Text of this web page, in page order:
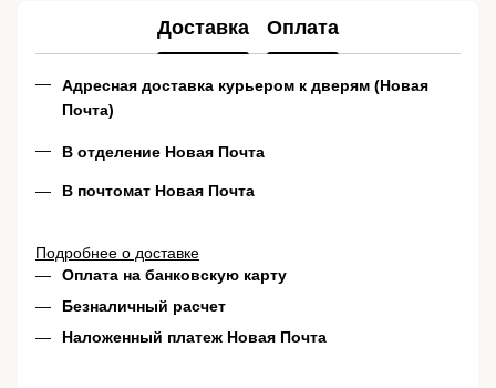
Доставка Оплата
Адресная доставка курьером к дверям (Новая
Почта)
В отделение Новая Почта
В почтомат Новая Почта
Подробнее о доставке
Оплата на банковскую карту
Безналичный расчет
Наложенный платеж Новая Почта